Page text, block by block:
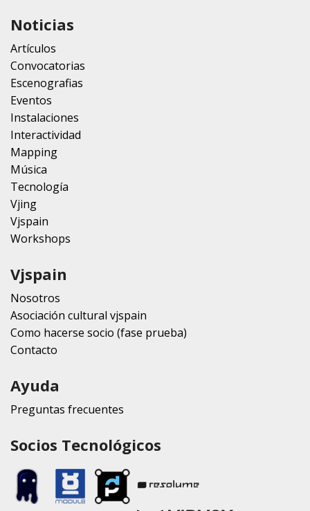
Noticias
Artículos
Convocatorias
Escenografias
Eventos
Instalaciones
Interactividad
Mapping
Música
Tecnología
Vjing
Vjspain
Workshops
Vjspain
Nosotros
Asociación cultural vjspain
Como hacerse socio (fase prueba)
Contacto
Ayuda
Preguntas frecuentes
Socios Tecnológicos